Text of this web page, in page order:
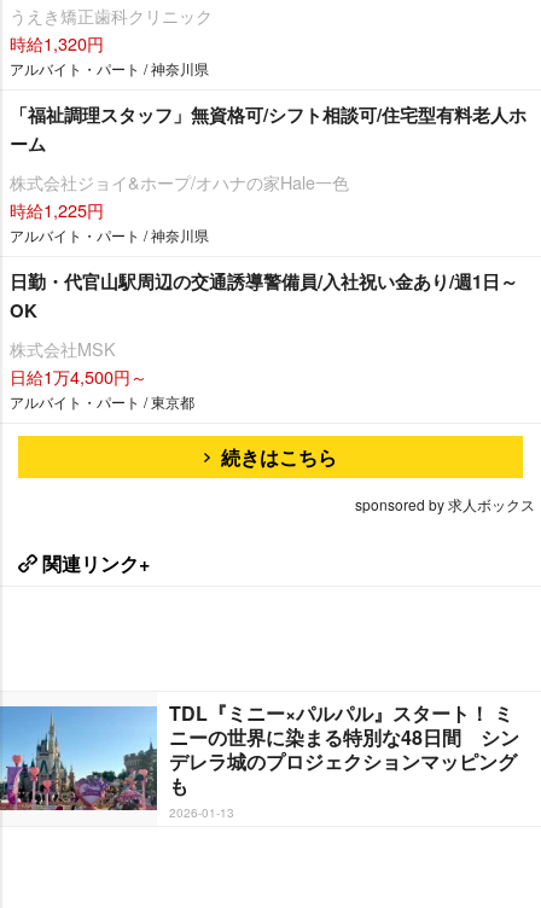
うえき矯正歯科クリニック
時給1,320円
アルバイト・パート / 神奈川県
「福祉調理スタッフ」無資格可/シフト相談可/住宅型有料老人ホ
ーム
株式会社ジョイ&ホープ/オハナの家Hale一色
時給1,225円
アルバイト・パート / 神奈川県
日勤・代官山駅周辺の交通誘導警備員/入社祝い金あり/週1日～
OK
株式会社MSK
日給1万4,500円～
アルバイト・パート / 東京都
続きはこちら
sponsored by 求人ボックス
関連リンク+
TDL『ミニー×パルパル』スタート！ ミ
ニーの世界に染まる特別な48日間 シン
デレラ城のプロジェクションマッピング
も
2026-01-13